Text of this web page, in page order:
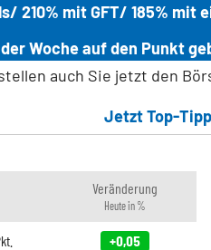
210% mit GFT/ 185% mit
der Woche auf den Punkt
auch Sie jetzt den
Jetzt Top-
Veränderung
Heute in %
+0,05